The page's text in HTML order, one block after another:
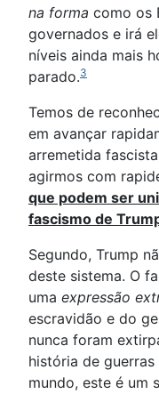
na forma como os
governados e irá
níveis ainda mais
parado.3
Temos de
em avançar
arremetida
agirmos com
que podem ser
fascismo de
Segundo, Trump
deste sistema. O
uma expressão
escravidão e do
nunca foram
história de
mundo, este é um